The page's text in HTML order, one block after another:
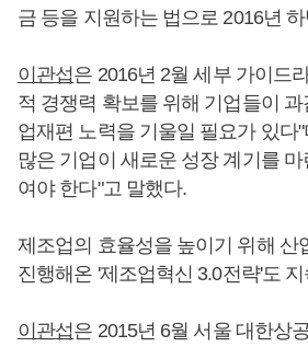
금 등을 지원하는 법으로 2016년
이관섭은 2016년 2월 세부 가이드
적 경쟁력 확보를 위해 기업들이
업재편 노력을 기울일 필요가 있다
많은 기업이 새로운 성장 계기를
여야 한다"고 말했다.
제조업의 효율성을 높이기 위해 산
진행해온 '제조업혁신 3.0전략'도
이관섭은 2015년 6월 서울 대한상